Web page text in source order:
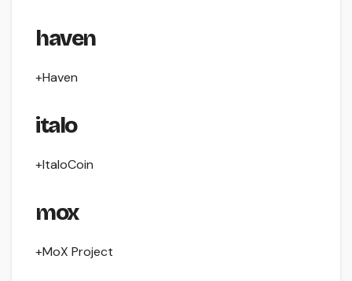
haven
+Haven
italo
+ItaloCoin
mox
+MoX Project